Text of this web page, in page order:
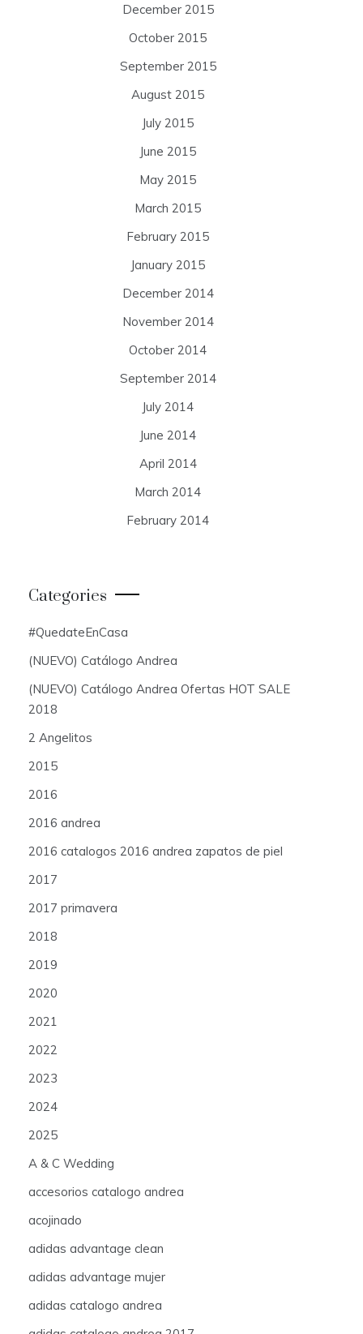
December 2015
October 2015
September 2015
August 2015
July 2015
June 2015
May 2015
March 2015
February 2015
January 2015
December 2014
November 2014
October 2014
September 2014
July 2014
June 2014
April 2014
March 2014
February 2014
Categories
#QuedateEnCasa
(NUEVO) Catálogo Andrea
(NUEVO) Catálogo Andrea Ofertas HOT SALE
2018
2 Angelitos
2015
2016
2016 andrea
2016 catalogos 2016 andrea zapatos de piel
2017
2017 primavera
2018
2019
2020
2021
2022
2023
2024
2025
A & C Wedding
accesorios catalogo andrea
acojinado
adidas advantage clean
adidas advantage mujer
adidas catalogo andrea